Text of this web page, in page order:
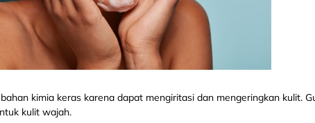
kimia keras karena dapat mengiritasi dan mengeringkan kulit.
kulit wajah.